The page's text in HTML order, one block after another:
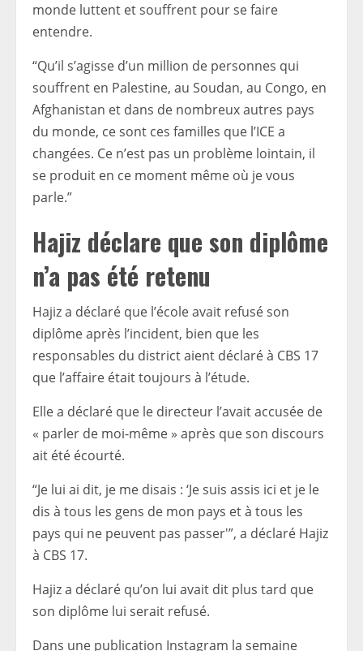
monde luttent et souffrent pour se faire
entendre.
“Qu’il s’agisse d’un million de personnes qui
souffrent en Palestine, au Soudan, au Congo, en
Afghanistan et dans de nombreux autres pays
du monde, ce sont ces familles que l’ICE a
changées. Ce n’est pas un problème lointain, il
se produit en ce moment même où je vous
parle.”
Hajiz déclare que son diplôme
n’a pas été retenu
Hajiz a déclaré que l’école avait refusé son
diplôme après l’incident, bien que les
responsables du district aient déclaré à CBS 17
que l’affaire était toujours à l’étude.
Elle a déclaré que le directeur l’avait accusée de
« parler de moi-même » après que son discours
ait été écourté.
“Je lui ai dit, je me disais : ‘Je suis assis ici et je le
dis à tous les gens de mon pays et à tous les
pays qui ne peuvent pas passer'”, a déclaré Hajiz
à CBS 17.
Hajiz a déclaré qu’on lui avait dit plus tard que
son diplôme lui serait refusé.
Dans une publication Instagram la semaine